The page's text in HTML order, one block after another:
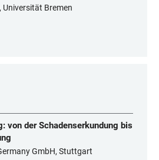
Universität Bremen
von der Schadenserkundung bis
GmbH, Stuttgart